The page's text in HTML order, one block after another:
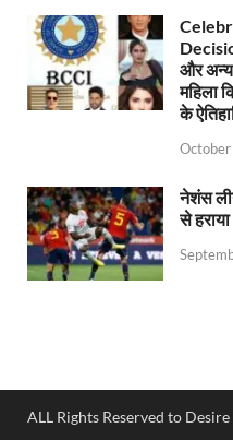
और अन्य
महिला
के
नेशंस
से हराया
ALL Rights Reserved to